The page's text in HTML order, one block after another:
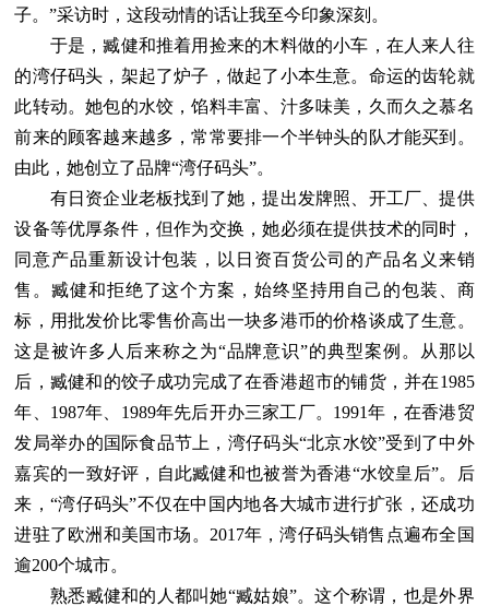
子。”采访时，这段动情的话让我至今印象深刻。
于是，臧健和推着用捡来的木料做的小车，在人来人往
的湾仔码头，架起了炉子，做起了小本生意。命运的齿轮就
此转动。她包的水饺，馅料丰富、汁多味美，久而久之慕名
前来的顾客越来越多，常常要排一个半钟头的队才能买到。
由此，她创立了品牌“湾仔码头”。
有日资企业老板找到了她，提出发牌照、开工厂、提供
设备等优厚条件，但作为交换，她必须在提供技术的同时，
同意产品重新设计包装，以日资百货公司的产品名义来销
售。臧健和拒绝了这个方案，始终坚持用自己的包装、商
标，用批发价比零售价高出一块多港币的价格谈成了生意。
这是被许多人后来称之为“品牌意识”的典型案例。从那以
后，臧健和的饺子成功完成了在香港超市的铺货，并在1985
年、1987年、1989年先后开办三家工厂。1991年，在香港贸
发局举办的国际食品节上，湾仔码头“北京水饺”受到了中外
嘉宾的一致好评，自此臧健和也被誉为香港“水饺皇后”。后
来，“湾仔码头”不仅在中国内地各大城市进行扩张，还成功
进驻了欧洲和美国市场。2017年，湾仔码头销售点遍布全国
逾200个城市。
熟悉臧健和的人都叫她“臧姑娘”。这个称谓，也是外界